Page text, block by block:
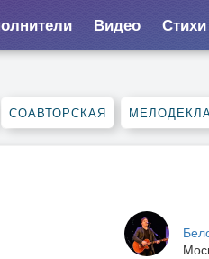
Видео Стихи
СОАВТОРСКАЯ